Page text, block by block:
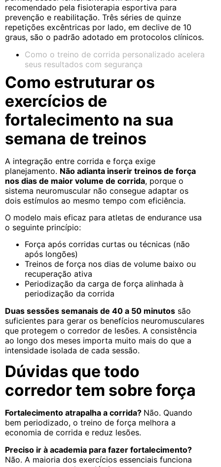
recomendado pela fisioterapia esportiva para
prevenção e reabilitação. Três séries de quinze
repetições excêntricas por lado, em declive de 10
graus, são o padrão adotado em protocolos clínicos.
Como o treino de corrida personalizado acelera
seus resultados com segurança
Como estruturar os
exercícios de
fortalecimento na sua
semana de treinos
A integração entre corrida e força exige
planejamento. Não adianta inserir treinos de força
nos dias de maior volume de corrida, porque o
sistema neuromuscular não consegue adaptar os
dois estímulos ao mesmo tempo com eficiência.
O modelo mais eficaz para atletas de endurance usa
o seguinte princípio:
Força após corridas curtas ou técnicas (não
após longões)
Treinos de força nos dias de volume baixo ou
recuperação ativa
Periodização da carga de força alinhada à
periodização da corrida
Duas sessões semanais de 40 a 50 minutos são
suficientes para gerar os benefícios neuromusculares
que protegem o corredor de lesões. A consistência
ao longo dos meses importa muito mais do que a
intensidade isolada de cada sessão.
Dúvidas que todo
corredor tem sobre força
Fortalecimento atrapalha a corrida? Não. Quando
bem periodizado, o treino de força melhora a
economia de corrida e reduz lesões.
Preciso ir à academia para fazer fortalecimento?
Não. A maioria dos exercícios essenciais funciona